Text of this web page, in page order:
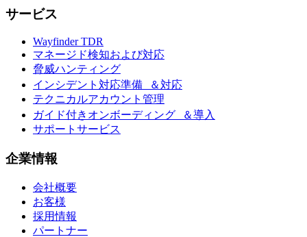
サービス
Wayfinder TDR
マネージド検知および対応
脅威ハンティング
インシデント対応準備 ＆対応
テクニカルアカウント管理
ガイド付きオンボーディング ＆導入
サポートサービス
企業情報
会社概要
お客様
採用情報
パートナー